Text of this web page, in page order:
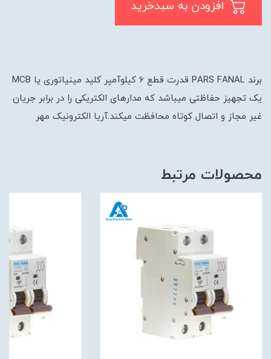
برند PARS FANAL قدرت قطع 6 کیلوآمپر کلید مینیاتوری یا MCB
یک تجهیز حفاظتی میباشد که مدارهای الکتریکی را در برابر جریان
غیر مجاز و اتصال کوتاه محافظت میکند.آریا الکترونیک مهر
محصولات مرتبط